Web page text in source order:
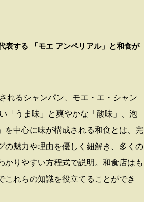
表する 「モエ アンペリアル」と和食が
れるシャンパン、モエ・エ・シャン
「うま味」と爽やかな「酸味」、泡
を中心に味が構成される和食とは、完
の魅力や理由を優しく紐解き、多くの
りやすい方程式で説明。和食店はも
れらの知識を役立てることができ